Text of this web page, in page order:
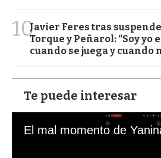
10Javier Feres tras
Torque y Peñarol: “Soy yo
cuando se juega y cuando
Te puede interesar